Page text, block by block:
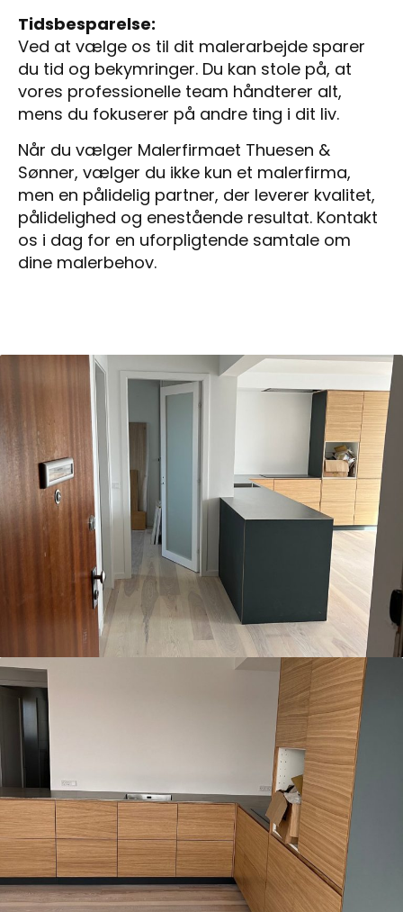
Tidsbesparelse:
Ved at vælge os til dit malerarbejde sparer
du tid og bekymringer. Du kan stole på, at
vores professionelle team håndterer alt,
mens du fokuserer på andre ting i dit liv.
Når du vælger Malerfirmaet Thuesen &
Sønner, vælger du ikke kun et malerfirma,
men en pålidelig partner, der leverer kvalitet,
pålidelighed og enestående resultat. Kontakt
os i dag for en uforpligtende samtale om
dine malerbehov.